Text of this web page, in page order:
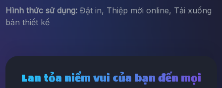
Hình thức sử dụng:Đặt in, Thiệp mời online, Tải xuống
bản thiết kế
Lan tỏa niềm vui của bạn đến mọi